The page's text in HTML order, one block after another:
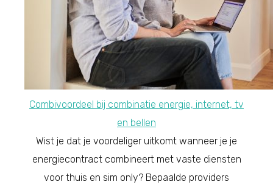
Combivoordeel bij combinatie energie, internet, tv
en bellen
Wist je dat je voordeliger uitkomt wanneer je je
energiecontract combineert met vaste diensten
voor thuis en sim only? Bepaalde providers